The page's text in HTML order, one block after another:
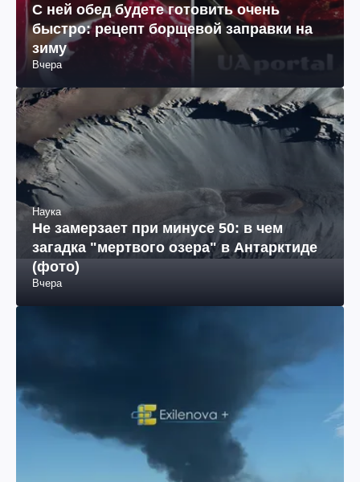
Рецепты
С ней обед будете готовить очень
быстро: рецепт борщевой заправки на
зиму
Наука
Не замерзает при минусе 50: в чем
загадка "мертвого озера" в Антарктиде
(фото)